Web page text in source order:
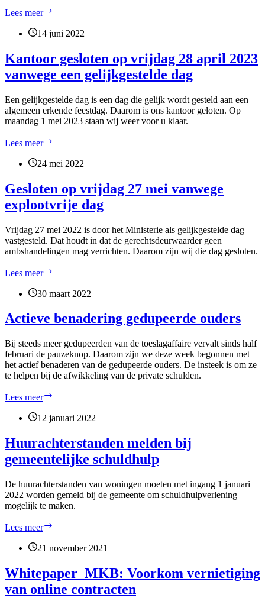
Lees meer
aan
verkort
naar
30
dagen
14 juni 2022
Kantoor gesloten op vrijdag 28 april 2023
vanwege een gelijkgestelde dag
Een gelijkgestelde dag is een dag die gelijk wordt gesteld aan een
algemeen erkende feestdag. Daarom is ons kantoor geloten. Op
maandag 1 mei 2023 staan wij weer voor u klaar.
Lees meer
op
april
2023
vanwege
een
gelijkgestelde
dag
24 mei 2022
Gesloten op vrijdag 27 mei vanwege
explootvrije dag
Vrijdag 27 mei 2022 is door het Ministerie als gelijkgestelde dag
vastgesteld. Dat houdt in dat de gerechtsdeurwaarder geen
ambshandelingen mag verrichten. Daarom zijn wij die dag gesloten.
Lees meer
vrijdag
mei
vanwege
dag
30 maart 2022
Actieve benadering gedupeerde ouders
Bij steeds meer gedupeerden van de toeslagaffaire vervalt sinds half
februari de pauzeknop. Daarom zijn we deze week begonnen met
het actief benaderen van de gedupeerde ouders. De insteek is om ze
te helpen bij de afwikkeling van de private schulden.
Lees meer
gedupeerde
12 januari 2022
Huurachterstanden melden bij
gemeentelijke schuldhulp
De huurachterstanden van woningen moeten met ingang 1 januari
2022 worden gemeld bij de gemeente om schuldhulpverlening
mogelijk te maken.
Lees meer
bij
schuldhulp
21 november 2021
Whitepaper_MKB: Voorkom vernietiging
van online contracten